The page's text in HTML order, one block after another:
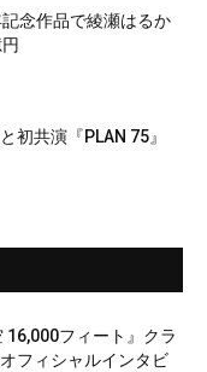
念作品で綾瀬はるか
初共演『PLAN 75』
16,000フィート』クラ
フィシャルインタビ